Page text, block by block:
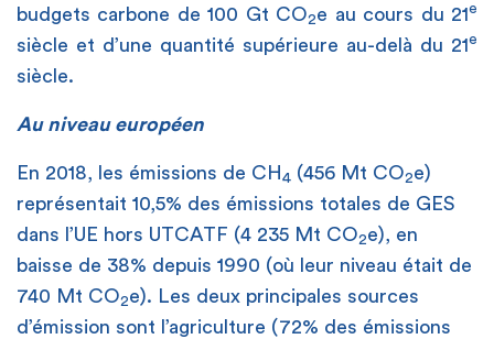
budgets carbone de 100 Gt CO2e au cours du 21e
siècle et d’une quantité supérieure au-delà du 21e
siècle.
Au niveau européen
En 2018, les émissions de CH 4 (456 Mt CO2e)
représentait 10,5% des émissions totales de GES
dans l’UE hors UTCATF (4 235 Mt CO2e), en
baisse de 38% depuis 1990 (où leur niveau était de
740 Mt CO2e). Les deux principales sources
d’émission sont l’agriculture (72% des émissions